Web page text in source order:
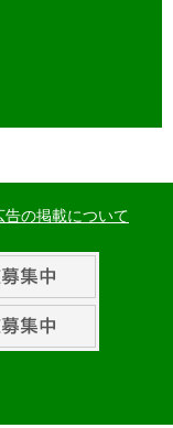
告の掲載について